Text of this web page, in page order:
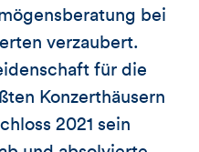
bei
verzaubert.
für die
Konzerthäusern
2021 sein